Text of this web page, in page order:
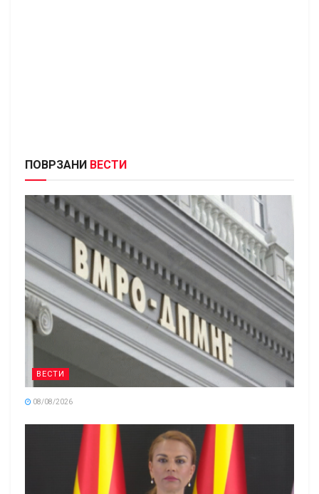
ПОВРЗАНИ ВЕСТИ
ВЕСТИ
08/08/2026